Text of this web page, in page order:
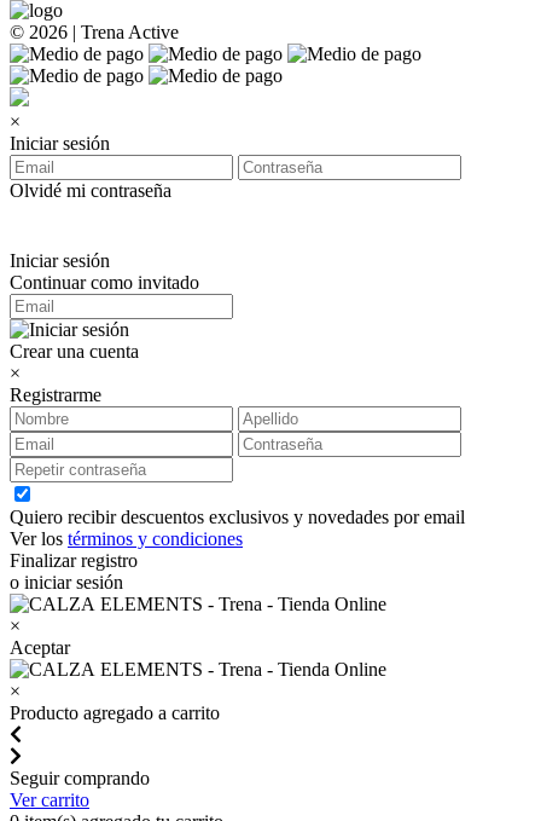
© 2026 | Trena Active
×
Iniciar sesión
Olvidé mi contraseña
Iniciar sesión
Continuar como invitado
Crear una cuenta
×
Registrarme
Quiero recibir descuentos exclusivos y novedades por email
Ver los términos y condiciones
Finalizar registro
o iniciar sesión
×
Aceptar
×
Producto agregado a carrito
Seguir comprando
Ver carrito